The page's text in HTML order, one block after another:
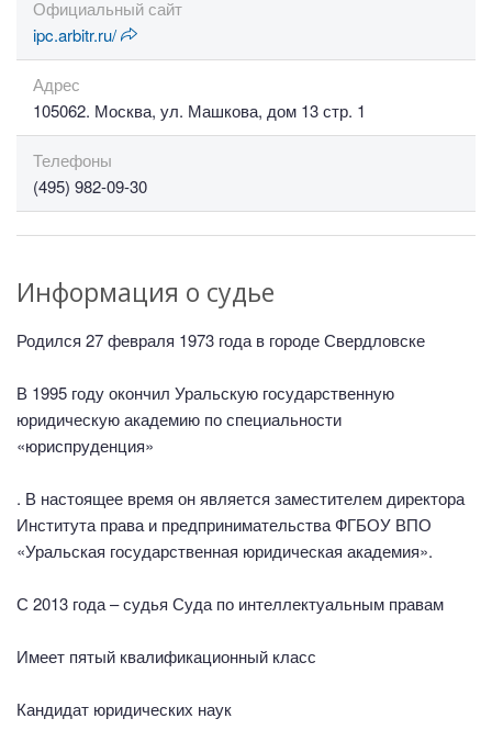
Официальный сайт
ipc.arbitr.ru/
Адрес
105062. Москва, ул. Машкова, дом 13 стр. 1
Телефоны
(495) 982-09-30
Информация о судье
Родился 27 февраля 1973 года в городе Свердловске
В 1995 году окончил Уральскую государственную
юридическую академию по специальности
«юриспруденция»
. В настоящее время он является заместителем директора
Института права и предпринимательства ФГБОУ ВПО
«Уральская государственная юридическая академия».
С 2013 года – судья Суда по интеллектуальным правам
Имеет пятый квалификационный класс
Кандидат юридических наук